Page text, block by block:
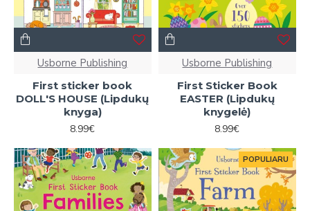
Usborne Publishing
First sticker book
DOLL'S HOUSE (Lipdukų
knyga)
8.99€
Usborne Publishing
First Sticker Book
EASTER (Lipdukų
knygelė)
8.99€
POPULIARU